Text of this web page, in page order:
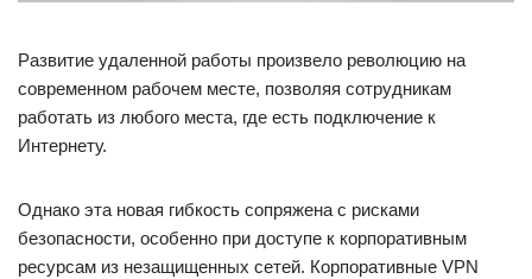
Развитие удаленной работы произвело революцию на
современном рабочем месте, позволяя сотрудникам
работать из любого места, где есть подключение к
Интернету.
Однако эта новая гибкость сопряжена с рисками
безопасности, особенно при доступе к корпоративным
ресурсам из незащищенных сетей. Корпоративные VPN